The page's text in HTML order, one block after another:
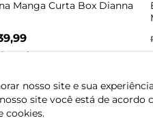
nosso site e sua
site você está de acordo
cookies.
Manga Curta Box Dianna
sem juros
Manga Curta Em Laise